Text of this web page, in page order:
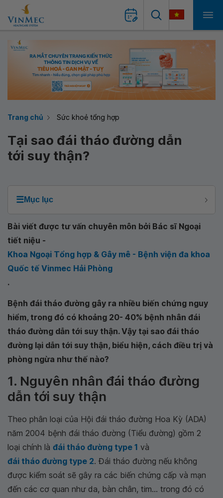
Trang chủ Sức khoẻ tổng hợp
Tại sao đái tháo đường dẫn
tới suy thận?
☰Mục lục
Bài viết được tư vấn chuyên môn bởi Bác sĩ Ngoại
tiết niệu -
Khoa Ngoại Tổng hợp & Gây mê - Bệnh viện đa khoa
Quốc tế Vinmec Hải Phòng
.
Bệnh đái tháo đường gây ra nhiều biến chứng nguy
hiểm, trong đó có khoảng 20- 40% bệnh nhân đái
tháo đường dẫn tới suy thận. Vậy tại sao đái tháo
đường lại dẫn tới suy thận, biểu hiện, cách điều trị và
phòng ngừa như thế nào?
1. Nguyên nhân đái tháo đường
dẫn tới suy thận
Theo phân loại của Hội đái tháo đường Hoa Kỳ (ADA)
năm 2004 bệnh đái tháo đường (Tiểu đường) gồm 2
loại chính là đái tháo đường type 1 và
đái tháo đường type 2. Đái tháo đường nếu không
được kiểm soát sẽ gây ra các biến chứng cấp và mạn
đến các cơ quan như da, bàn chân, tim... trong đó có